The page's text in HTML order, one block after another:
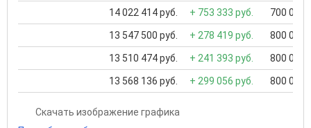
14 022 414 руб. + 753 333 руб. 700 000
13 547 500 руб. + 278 419 руб. 800 000
13 510 474 руб. + 241 393 руб. 800 000
13 568 136 руб. + 299 056 руб. 800 000
Скачать изображение графика